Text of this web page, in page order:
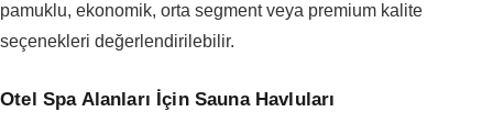
pamuklu, ekonomik, orta segment veya premium kalite
seçenekleri değerlendirilebilir.
Otel Spa Alanları İçin Sauna Havluları